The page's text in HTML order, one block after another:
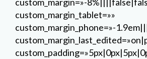
custom_margin_tablet=»»
custom_margin_phone=»-